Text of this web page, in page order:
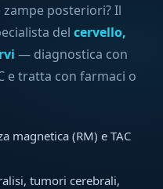
posteriori? Il
delcervello,
— diagnostica con
e tratta con farmaci o
magnetica (RM) e TAC
tumori cerebrali,